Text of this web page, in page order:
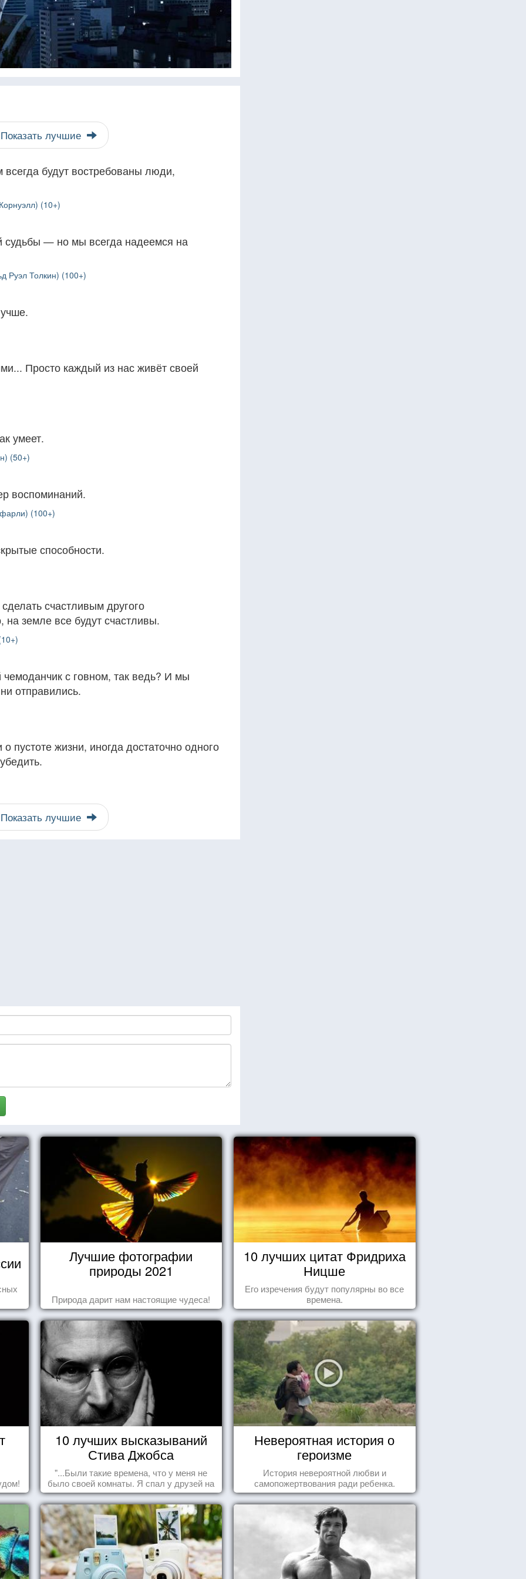
Показать лучшие
будут востребованы люди,
(10+)
судьбы — но мы всегда надеемся на
Руэл Толкин) (100+)
Просто каждый из нас живёт своей
умеет.
(50+)
воспоминаний.
(100+)
способности.
счастливым другого
земле все будут счастливы.
чемоданчик с говном, так ведь? И мы
отправились.
пустоте жизни, иногда достаточно одного
Показать лучшие
Лучшие фотографии
природы 2021
Природа дарит нам настоящие чудеса!
10 лучших цитат Фридриха
Ницше
Его изречения будут популярны во все
времена.
10 лучших высказываний
Стива Джобса
"...Были такие времена, что у меня не
было своей комнаты. Я спал у друзей на
полу, а для того, чтобы купить еды -
сдавал бутылки из под кока-колы"
Невероятная история о
героизме
История невероятной любви и
самопожертвования ради ребенка.